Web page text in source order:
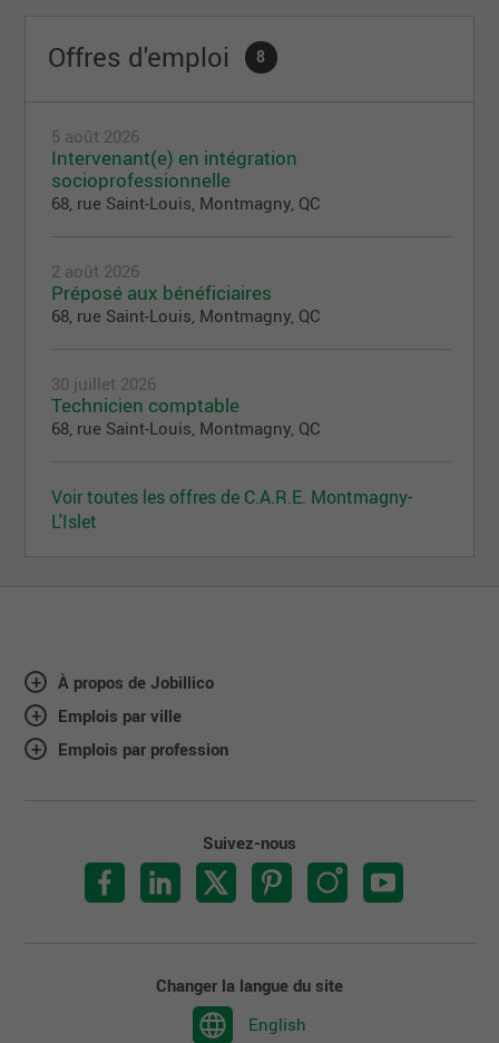
Offres d'emploi 8
5 août 2026
Intervenant(e) en intégration
socioprofessionnelle
68, rue Saint-Louis, Montmagny, QC
2 août 2026
Préposé aux bénéficiaires
68, rue Saint-Louis, Montmagny, QC
30 juillet 2026
Technicien comptable
68, rue Saint-Louis, Montmagny, QC
Voir toutes les offres de C.A.R.E. Montmagny-
L'Islet
À propos de Jobillico
Emplois par ville
Emplois par profession
Suivez-nous
Changer la langue du site
English